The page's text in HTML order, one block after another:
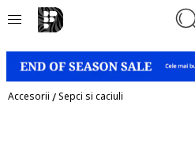
Accesorii /Sepci si caciuli